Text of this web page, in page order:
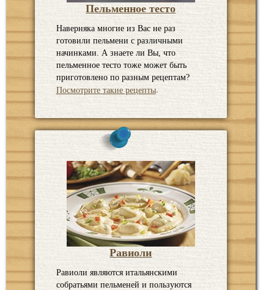
Пельменное тесто
Наверняка многие из Вас не раз
готовили пельмени с различными
начинками. А знаете ли Вы, что
пельменное тесто тоже может быть
приготовлено по разным рецептам?
Посмотрите такие рецепты.
Равиоли
Равиоли являются итальянскими
собратьями пельменей и пользуются